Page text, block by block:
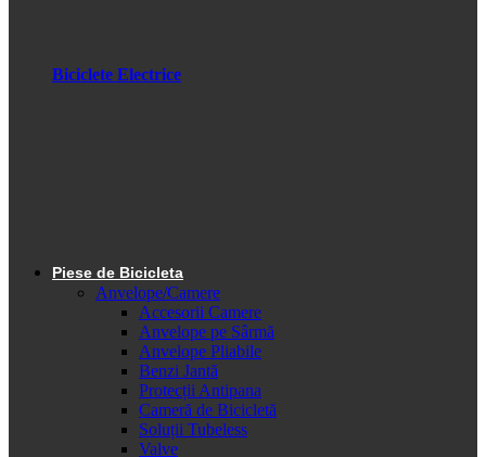
Biciclete Electrice
Piese de Bicicleta
Anvelope/Camere
Accesorii Camere
Anvelope pe Sârmă
Anvelope Pliabile
Benzi Jantă
Protecții Antipana
Cameră de Bicicletă
Soluții Tubeless
Valve